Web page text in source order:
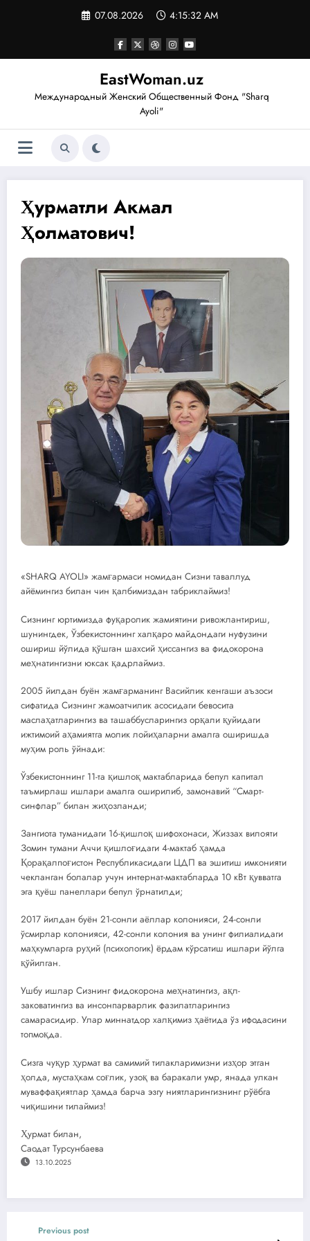
07.08.2026 4:15:33 AM
EastWoman.uz
Международный Женский Общественный Фонд "Sharq
Ayoli"
Ҳурматли Акмал
Ҳолматович!
«SHARQ AYOLI» жамғармаси номидан Сизни таваллуд
айёмингиз билан чин қалбимиздан табриклаймиз!
Сизнинг юртимизда фуқаролик жамиятини ривожлантириш,
шунингдек, Ўзбекистоннинг халқаро майдондаги нуфузини
ошириш йўлида қўшган шахсий ҳиссангиз ва фидокорона
меҳнатингизни юксак қадрлаймиз.
2005 йилдан буён жамғарманинг Васийлик кенгаши аъзоси
сифатида Сизнинг жамоатчилик асосидаги бевосита
маслаҳатларингиз ва ташаббусларингиз орқали қуйидаги
ижтимоий аҳамиятга молик лойиҳаларни амалга оширишда
муҳим роль ўйнади:
Ўзбекистоннинг 11-та қишлоқ мактабларида бепул капитал
таъмирлаш ишлари амалга оширилиб, замонавий “Смарт-
синфлар” билан жиҳозланди;
Зангиота туманидаги 16-қишлоқ шифохонаси, Жиззах вилояти
Зомин тумани Аччи қишлоғидаги 4-мактаб ҳамда
Қорақалпоғистон Республикасидаги ЦДП ва эшитиш имконияти
чекланган болалар учун интернат-мактабларда 10 кВт қувватга
эга қуёш панеллари бепул ўрнатилди;
2017 йилдан буён 21-сонли аёллар колонияси, 24-сонли
ўсмирлар колонияси, 42-сонли колония ва унинг филиалидаги
маҳкумларга руҳий (психологик) ёрдам кўрсатиш ишлари йўлга
қўйилган.
Ушбу ишлар Сизнинг фидокорона меҳнатингиз, ақл-
заковатингиз ва инсонпарварлик фазилатларингиз
самарасидир. Улар миннатдор халқимиз ҳаётида ўз ифодасини
топмоқда.
Сизга чуқур ҳурмат ва самимий тилакларимизни изҳор этган
ҳолда, мустаҳкам соғлик, узоқ ва баракали умр, янада улкан
муваффақиятлар ҳамда барча эзгу ниятларингизнинг рўёбга
чиқишини тилаймиз!
Ҳурмат билан,
Саодат Турсунбаева
13.10.2025
Previous post